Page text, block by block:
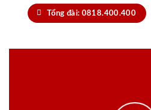
Tổng đài: 0818.400.400